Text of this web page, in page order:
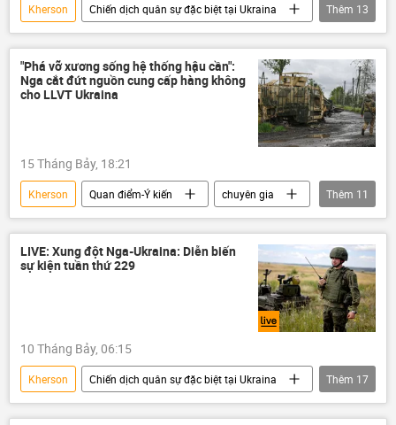
Kherson
Chiến dịch quân sự đặc biệt tại Ukraina
Cuộc khủng hoảng ở Ukraina
Ukraina
Quân đội Ukraina
DNR
LNR
Donbass
Donetsk
Artemovsk (Bakhmut)
Vladimir Putin
Thêm 13
"Phá vỡ xương sống hệ thống hậu cần":
Nga cắt đứt nguồn cung cấp hàng không
cho LLVT Ukraina
15 Tháng Bảy, 18:21
Kherson Quan điểm-Ý kiến
chuyên gia
Phỏng vấn
Nga
Ukraina
lực lượng vũ trang Nga
lực lượng vũ trang
Chiến dịch quân sự đặc biệt tại Ukraina
Odessa
Thêm 11
LIVE: Xung đột Nga-Ukraina: Diễn biến
sự kiện tuần thứ 229
10 Tháng Bảy, 06:15
Kherson
Chiến dịch quân sự đặc biệt tại Ukraina
Cuộc khủng hoảng ở Ukraina
Ukraina
Thêm 17